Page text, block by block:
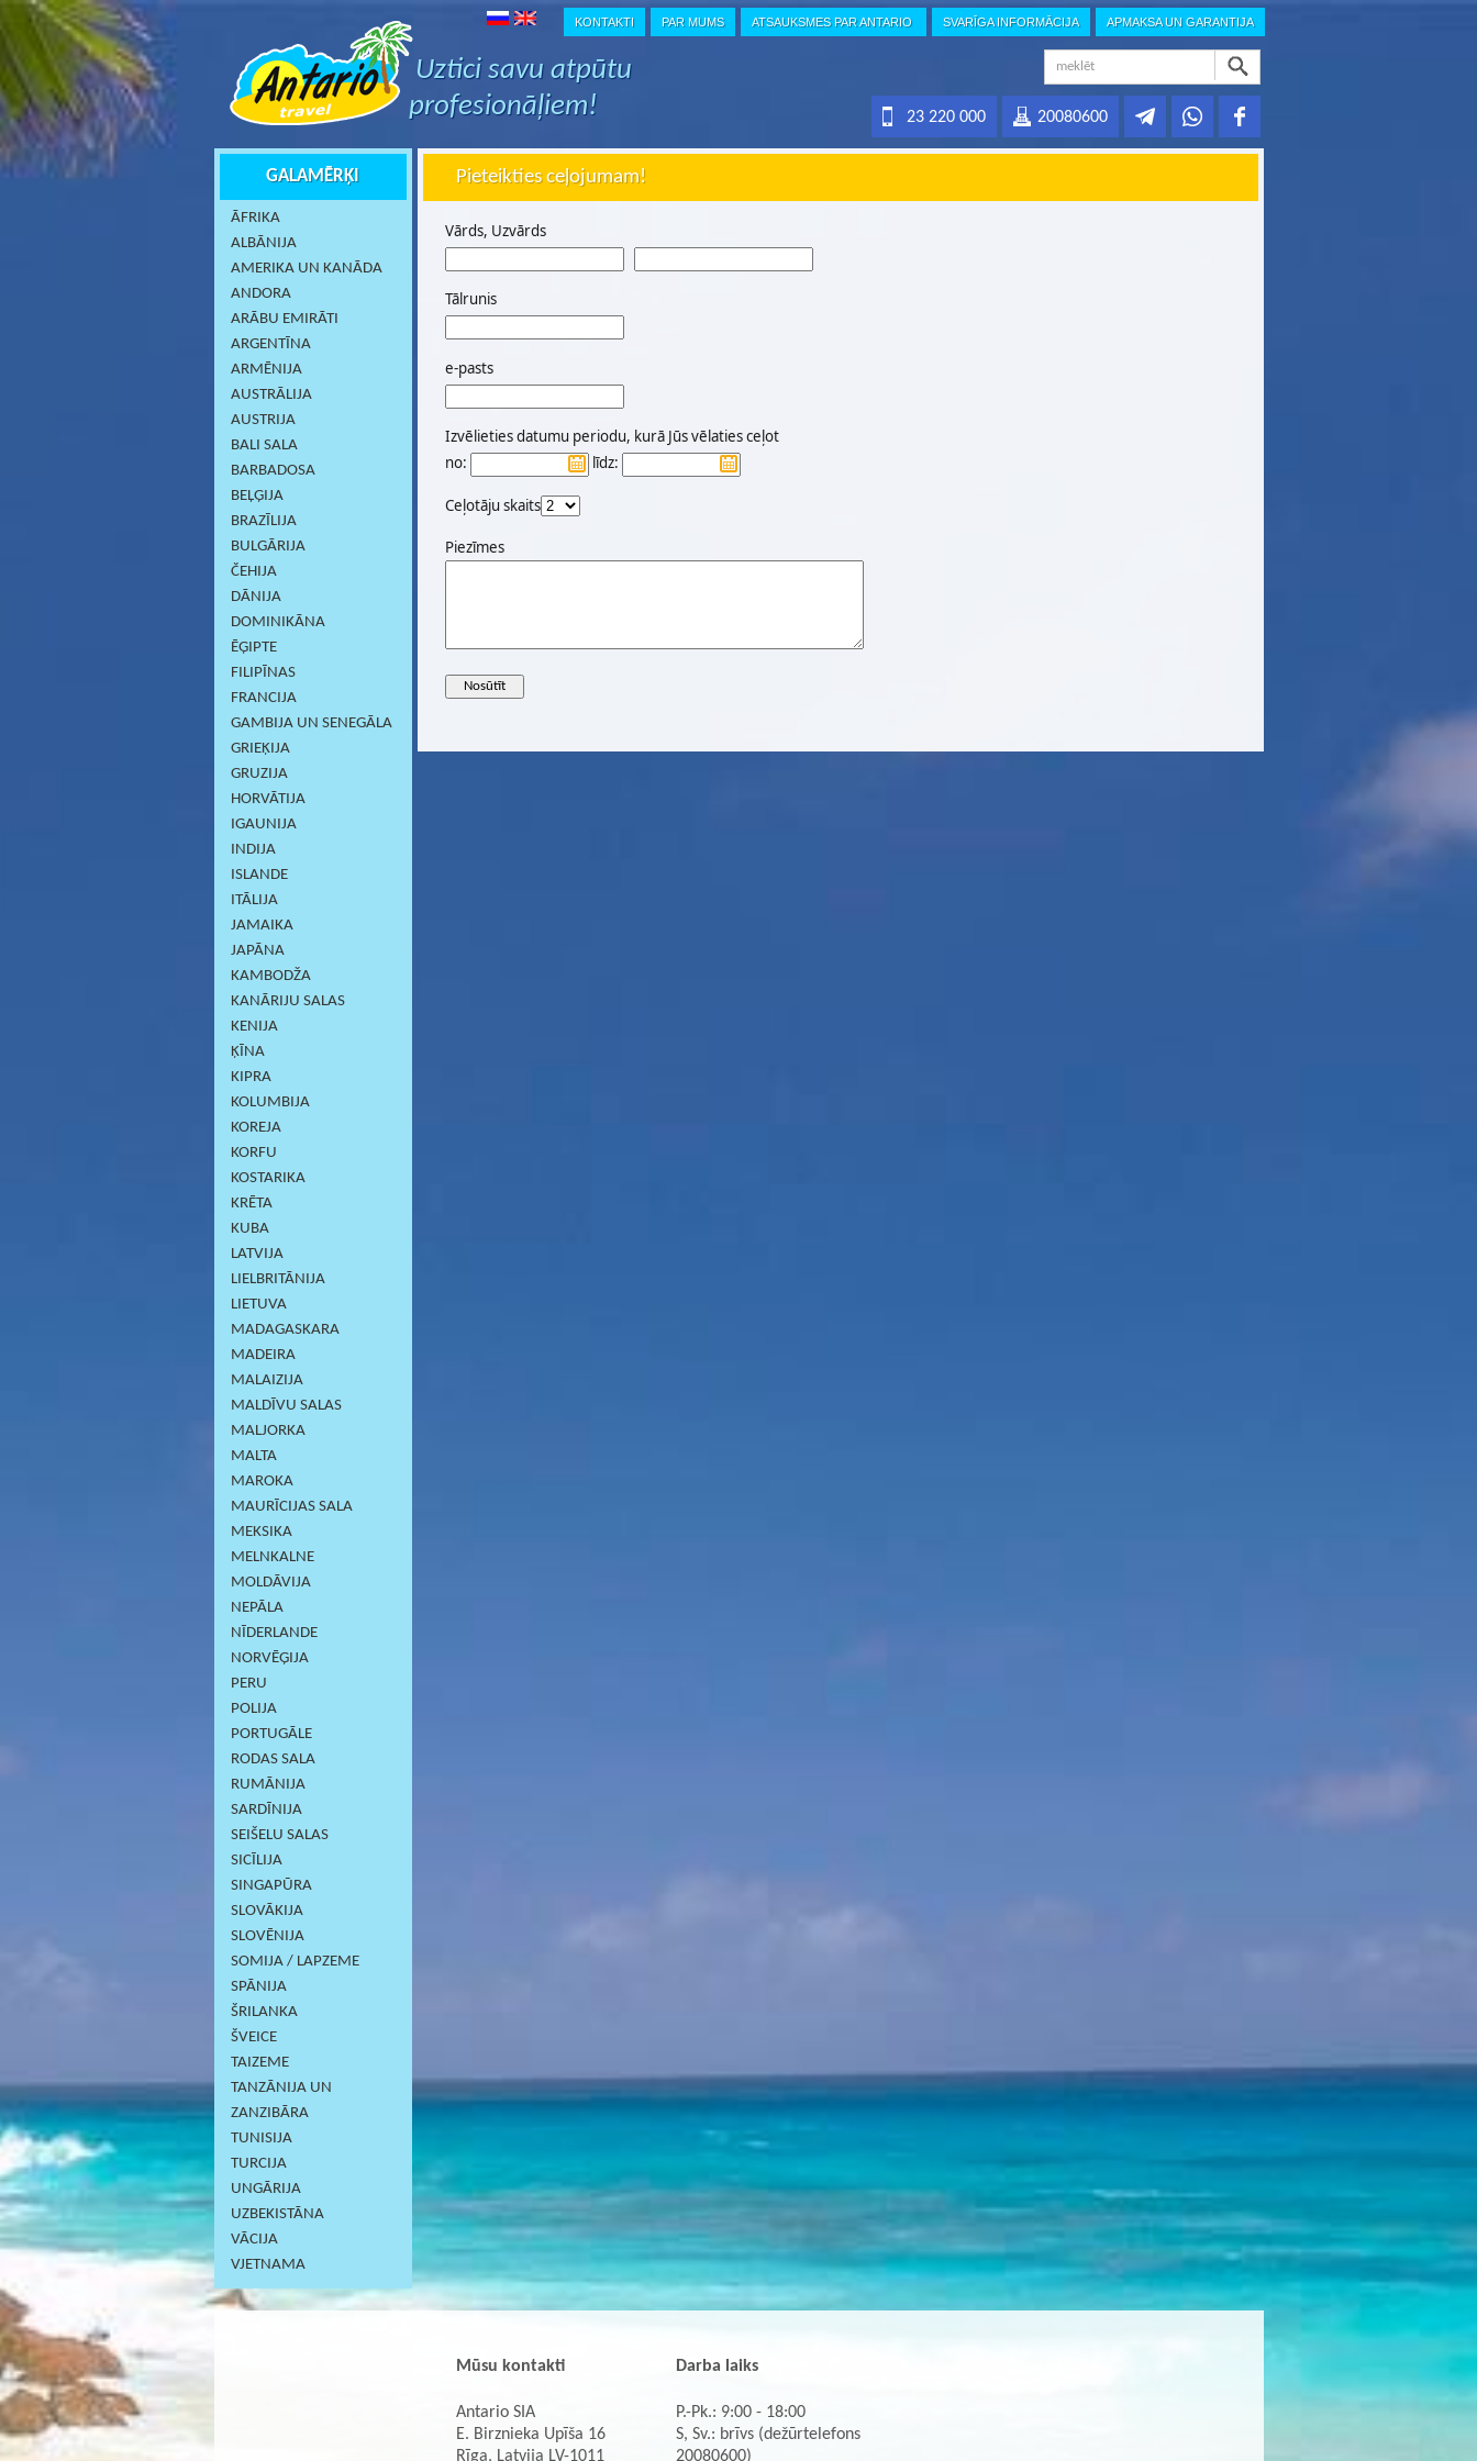
KONTAKTI PAR MUMS ATSAUKSMES PAR ANTARIO SVARĪGA INFORMĀCIJA APMAKSA UN GARANTIJA
Uztici savu atpūtu
profesionāļiem!
20080600
23 220 000
GALAMĒRĶI
ĀFRIKA
ALBĀNIJA
AMERIKA UN KANĀDA
ANDORA
ARĀBU EMIRĀTI
ARGENTĪNA
ARMĒNIJA
AUSTRĀLIJA
AUSTRIJA
BALI SALA
BARBADOSA
BEĻĢIJA
BRAZĪLIJA
BULGĀRIJA
ČEHIJA
DĀNIJA
DOMINIKĀNA
ĒĢIPTE
FILIPĪNAS
FRANCIJA
GAMBIJA UN SENEGĀLA
GRIEĶIJA
GRUZIJA
HORVĀTIJA
IGAUNIJA
INDIJA
ISLANDE
ITĀLIJA
JAMAIKA
JAPĀNA
KAMBODŽA
KANĀRIJU SALAS
KENIJA
ĶĪNA
KIPRA
KOLUMBIJA
KOREJA
KORFU
KOSTARIKA
KRĒTA
KUBA
LATVIJA
LIELBRITĀNIJA
LIETUVA
MADAGASKARA
MADEIRA
MALAIZIJA
MALDĪVU SALAS
MALJORKA
MALTA
MAROKA
MAURĪCIJAS SALA
MEKSIKA
MELNKALNE
MOLDĀVIJA
NEPĀLA
NĪDERLANDE
NORVĒĢIJA
PERU
POLIJA
PORTUGĀLE
RODAS SALA
RUMĀNIJA
SARDĪNIJА
SEIŠELU SALAS
SICĪLIJA
SINGAPŪRA
SLOVĀKIJA
SLOVĒNIJA
SOMIJA / LAPZEME
SPĀNIJA
ŠRILANKA
ŠVEICE
TAIZEME
TANZĀNIJA UN
ZANZIBĀRA
TUNISIJA
TURCIJA
UNGĀRIJA
UZBEKISTĀNA
VĀCIJA
VJETNAMA
Pieteikties ceļojumam!
Vārds, Uzvārds
Tālrunis
e-pasts
Izvēlieties datumu periodu, kurā Jūs vēlaties ceļot
no:
līdz:
Ceļotāju skaits
Piezīmes
Mūsu kontakti
Antario SIA
E. Birznieka Upīša 16
Rīga, Latvija LV-1011
Darba laiks
P.-Pk.: 9:00 - 18:00
S, Sv.: brīvs (dežūrtelefons
20080600)